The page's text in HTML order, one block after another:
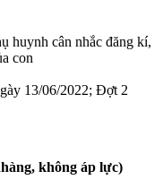
huynh cân nhắc đăng kí,
con
13/06/2022; Đợt 2
không áp lực)